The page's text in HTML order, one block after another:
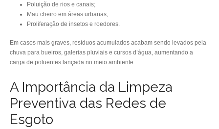
Poluição de rios e canais;
Mau cheiro em áreas urbanas;
Proliferação de insetos e roedores.
Em casos mais graves, resíduos acumulados acabam sendo levados pela
chuva para bueiros, galerias pluviais e cursos d’água, aumentando a
carga de poluentes lançada no meio ambiente.
A Importância da Limpeza
Preventiva das Redes de
Esgoto